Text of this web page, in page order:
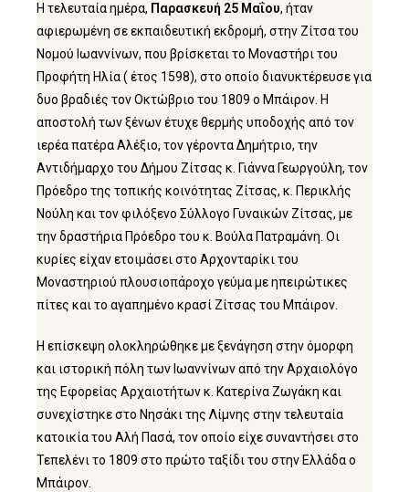
Η τελευταία ημέρα, Παρασκευή 25 Μαΐου, ήταν
αφιερωμένη σε εκπαιδευτική εκδρομή, στην Ζίτσα του
Νομού Ιωαννίνων, που βρίσκεται το Μοναστήρι του
Προφήτη Ηλία ( έτος 1598), στο οποίο διανυκτέρευσε για
δυο βραδιές τον Οκτώβριο του 1809 ο Μπάιρον. Η
αποστολή των ξένων έτυχε θερμής υποδοχής από τον
ιερέα πατέρα Αλέξιο, τον γέροντα Δημήτριο, την
Αντιδήμαρχο του Δήμου Ζίτσας κ. Γιάννα Γεωργούλη, τον
Πρόεδρο της τοπικής κοινότητας Ζίτσας, κ. Περικλής
Νούλη και τον φιλόξενο Σύλλογο Γυναικών Ζίτσας, με
την δραστήρια Πρόεδρο του κ. Βούλα Πατραμάνη. Οι
κυρίες είχαν ετοιμάσει στο Αρχονταρίκι του
Μοναστηριού πλουσιοπάροχο γεύμα με ηπειρώτικες
πίτες και το αγαπημένο κρασί Ζίτσας του Μπάιρον.
Η επίσκεψη ολοκληρώθηκε με ξενάγηση στην όμορφη
και ιστορική πόλη των Ιωαννίνων από την Αρχαιολόγο
της Εφορείας Αρχαιοτήτων κ. Κατερίνα Ζωγάκη και
συνεχίστηκε στο Νησάκι της Λίμνης στην τελευταία
κατοικία του Αλή Πασά, τον οποίο είχε συναντήσει στο
Τεπελένι το 1809 στο πρώτο ταξίδι του στην Ελλάδα ο
Μπάιρον.